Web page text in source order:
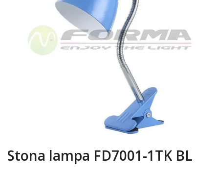
Stona lampa FD7001-1TK BL